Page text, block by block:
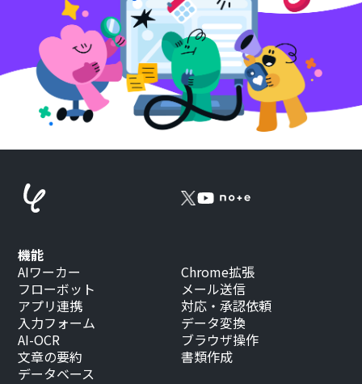
機能
AIワーカー
フローボット
アプリ連携
入力フォーム
AI-OCR
文章の要約
データベース
Chrome拡張
メール送信
対応・承認依頼
データ変換
ブラウザ操作
書類作成